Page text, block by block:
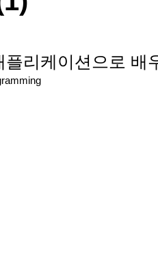
리케이션으로 배